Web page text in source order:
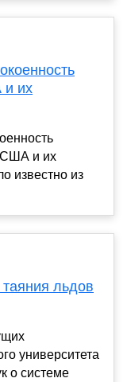
и их
США и их
известно из
льдов
университета
о системе